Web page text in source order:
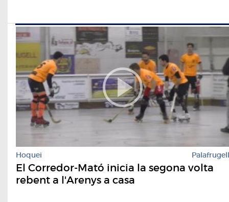
Hoquei Palafrugell
El Corredor-Mató inicia la segona volta
rebent a l'Arenys a casa